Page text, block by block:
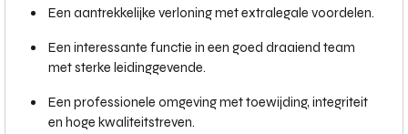
Een aantrekkelijke verloning met extralegale voordelen.
Een interessante functie in een goed draaiend team
met sterke leidinggevende.
Een professionele omgeving met toewijding, integriteit
en hoge kwaliteitstreven.